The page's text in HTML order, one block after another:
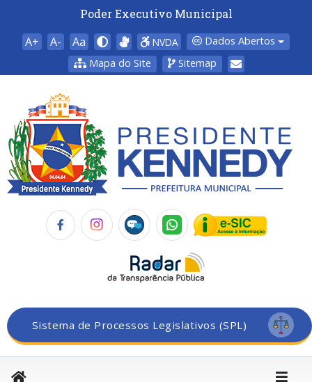
Poder Executivo Municipal
A+ A- Aa NVDA
Dados Abertos
Mapa do Site
Sitemap
Sistema de Processos Legislativos (SPL)